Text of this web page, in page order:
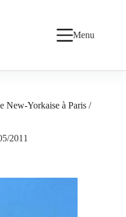
Menu
New-Yorkaise à Paris /
2011